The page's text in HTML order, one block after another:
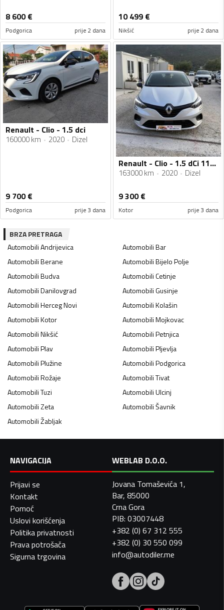
8 600€
Podgorica prije 2 dana
10 499 €
Nikšić prije 2 dana
Renault - Clio - 1.5 dci
160000 km 2020 Dizel
9 700€
Podgorica prije 3 dana
Renault - Clio - 1.5 dCi 11/2020g
163000 km 2020 Dizel
9 300€
Kotor prije 3 dana
BRZA PRETRAGA
AutomobiliAndrijevica AutomobiliBar
AutomobiliBerane AutomobiliBijelo Polje
AutomobiliBudva AutomobiliCetinje
AutomobiliDanilovgrad AutomobiliGusinje
AutomobiliHerceg Novi AutomobiliKolašin
AutomobiliKotor AutomobiliMojkovac
AutomobiliNikšić AutomobiliPetnjica
AutomobiliPlav AutomobiliPljevlja
AutomobiliPlužine AutomobiliPodgorica
AutomobiliRožaje AutomobiliTivat
AutomobiliTuzi AutomobiliUlcinj
AutomobiliZeta AutomobiliŠavnik
AutomobiliŽabljak
NAVIGACIJA
Prijavi se
Kontakt
Pomoć
Uslovi korišćenja
Politika privatnosti
Prava potrošača
Sigurna trgovina
WEBLAB D.O.O.
Jovana Tomaševića 1,
Bar, 85000
Crna Gora
PIB: 03007448
+382 (0) 67 312 555
+382 (0) 30 550 099
info@autodiler.me